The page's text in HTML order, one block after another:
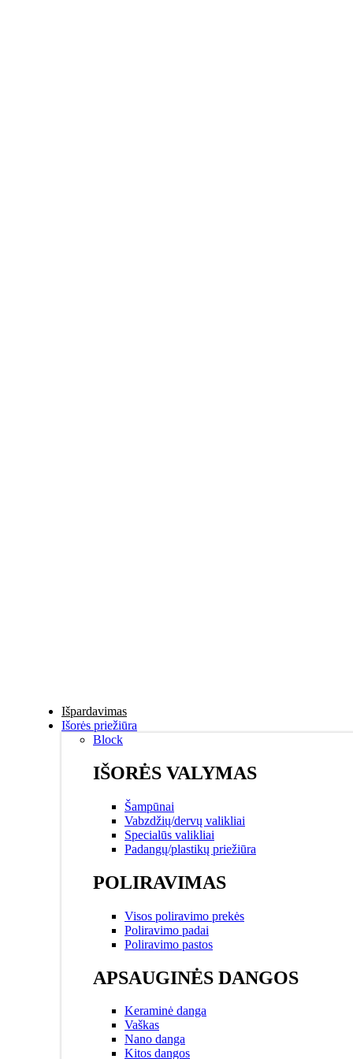
Išpardavimas
Išorės priežiūra
Block
IŠORĖS VALYMAS
Šampūnai
Vabzdžių/dervų valikliai
Specialūs valikliai
Padangų/plastikų priežiūra
POLIRAVIMAS
Visos poliravimo prekės
Poliravimo padai
Poliravimo pastos
APSAUGINĖS DANGOS
Keraminė danga
Vaškas
Nano danga
Kitos dangos